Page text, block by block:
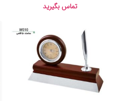
تماس بگیرید